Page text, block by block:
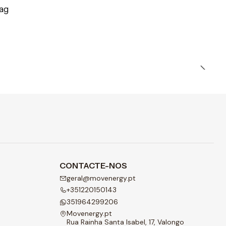
CONTACTE-NOS
geral@movenergy.pt
+351220150143
351964299206
Movenergy.pt
Rua Rainha Santa Isabel, 17, Valongo